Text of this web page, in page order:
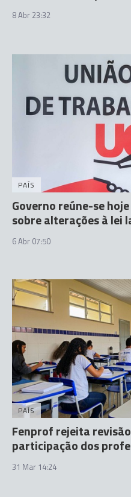
8 Abr 23:32
PAÍS
Governo reúne-se
sobre alterações à lei
6 Abr 07:50
PAÍS
Fenprof rejeita
participação dos
31 Mar 14:24